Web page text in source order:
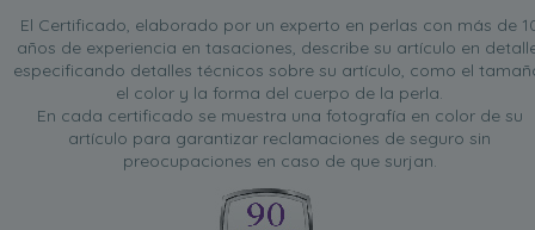
El Certificado, elaborado por un experto en perlas con más de
años de experiencia en tasaciones, describe su artículo en
especificando detalles técnicos sobre su artículo, como el
el color y la forma del cuerpo de la perla.
En cada certificado se muestra una fotografía en color de su
artículo para garantizar reclamaciones de seguro sin
preocupaciones en caso de que surjan.